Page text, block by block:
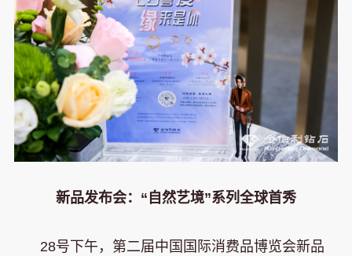
新品发布会：“自然艺境”系列全球首秀
28号下午，第二届中国国际消费品博览会新品